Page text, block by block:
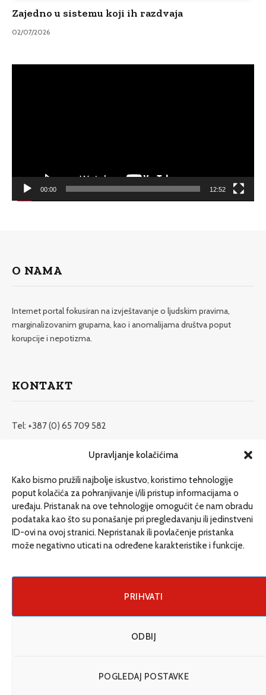
Upravljanje kolačićima
Kako bismo pružili najbolje iskustvo, koristimo tehnologije
poput kolačića za pohranjivanje i/ili pristup informacijama o
uređaju. Pristanak na ove tehnologije omogućit će nam obradu
podataka kao što su ponašanje pri pregledavanju ili jedinstveni
ID-ovi na ovoj stranici. Nepristanak ili povlačenje pristanka
može negativno uticati na određene karakteristike i funkcije.
PRIHVATI
ODBIJ
POGLEDAJ POSTAVKE
Zajedno u sistemu koji ih razdvaja
02/07/2026
00:00 12:52
O NAMA
Internet portal fokusiran na izvještavanje o ljudskim pravima,
marginalizovanim grupama, kao i anomalijama društva poput
korupcije i nepotizma.
KONTAKT
Tel: +387 (0) 65 709 582
redakcija@etrafika.net
Dosije
Drugi pišu
Društvo